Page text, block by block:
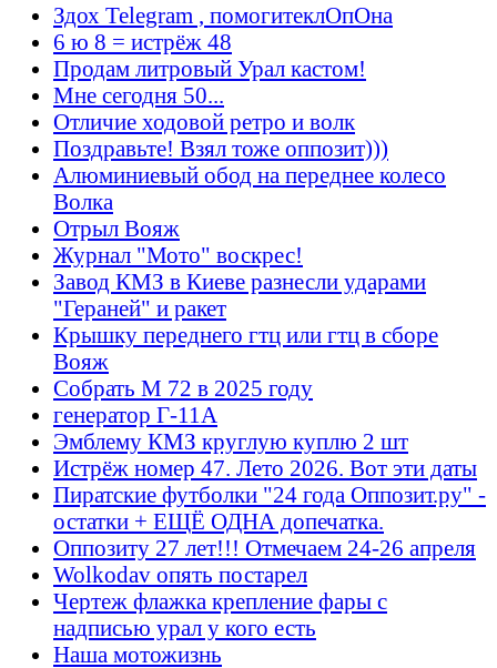
Здох Telegram , помогитеклОпОна
6 ю 8 = истрёж 48
Продам литровый Урал кастом!
Мне сегодня 50...
Отличие ходовой ретро и волк
Поздравьте! Взял тоже оппозит)))
Алюминиевый обод на переднее колесо
Волка
Отрыл Вояж
Журнал "Мото" воскрес!
Завод КМЗ в Киеве разнесли ударами
"Гераней" и ракет
Крышку переднего гтц или гтц в сборе
Вояж
Собрать М 72 в 2025 году
генератор Г-11А
Эмблему КМЗ круглую куплю 2 шт
Истрёж номер 47. Лето 2026. Вот эти даты
Пиратские футболки "24 года Оппозит.ру" -
остатки + ЕЩЁ ОДНА допечатка.
Оппозиту 27 лет!!! Отмечаем 24-26 апреля
Wolkodav опять постарел
Чертеж флажка крепление фары с
надписью урал у кого есть
Наша мотожизнь